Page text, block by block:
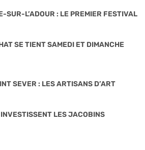
SUR-L’ADOUR : LE PREMIER FESTIVAL
SE TIENT SAMEDI ET DIMANCHE
SEVER : LES ARTISANS D’ART
INVESTISSENT LES JACOBINS